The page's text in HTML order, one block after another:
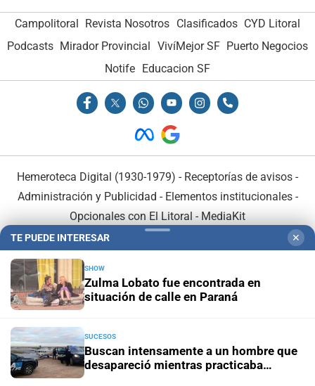
Campolitoral Revista Nosotros Clasificados CYD Litoral
Podcasts Mirador Provincial VivíMejor SF Puerto Negocios
Notife
Educacion SF
Hemeroteca Digital (1930-1979) - Receptorías de avisos -
Administración y Publicidad - Elementos institucionales-
Opcionales con El Litoral - MediaKit
En Asociación con:
TE PUEDE INTERESAR ✕
SHOW
Zulma Lobato fue encontrada en
situación de calle en Paraná
SUCESOS
Buscan intensamente a un hombre que
desapareció mientras practicaba